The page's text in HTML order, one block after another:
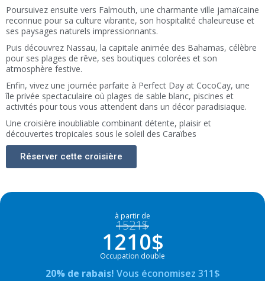
Poursuivez ensuite vers Falmouth, une charmante ville jamaïcaine
reconnue pour sa culture vibrante, son hospitalité chaleureuse et
ses paysages naturels impressionnants.
Puis découvrez Nassau, la capitale animée des Bahamas, célèbre
pour ses plages de rêve, ses boutiques colorées et son
atmosphère festive.
Enfin, vivez une journée parfaite à Perfect Day at CocoCay, une
île privée spectaculaire où plages de sable blanc, piscines et
activités pour tous vous attendent dans un décor paradisiaque.
Une croisière inoubliable combinant détente, plaisir et
découvertes tropicales sous le soleil des Caraïbes
Réserver cette croisière
à partir de
1521$
1210$
Occupation double
20% de rabais! Vous économisez 311$